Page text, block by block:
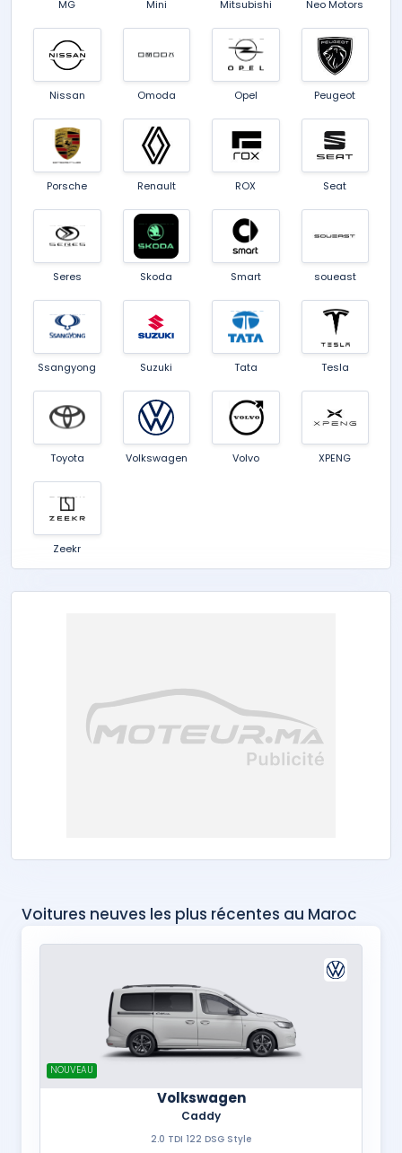
MG Mini Mitsubishi Neo Motors
Nissan Omoda Opel Peugeot
Porsche Renault ROX Seat
Seres Skoda Smart soueast
Ssangyong Suzuki Tata Tesla
Toyota Volkswagen Volvo XPENG
Zeekr
Voitures neuves les plus récentes au Maroc
NOUVEAU
Volkswagen
Caddy
2.0 TDI 122 DSG Style